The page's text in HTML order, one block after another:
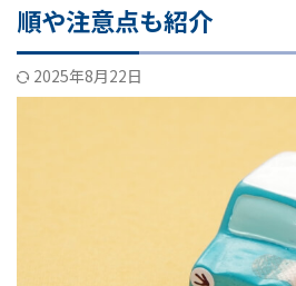
順や注意点も紹介
2025年8月22日